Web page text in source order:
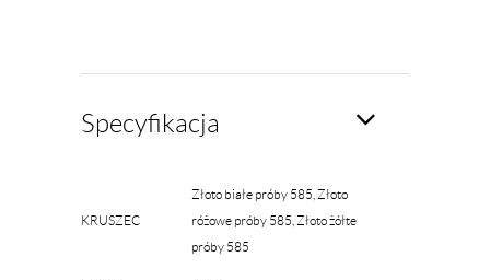
Specyfikacja
KRUSZEC
Złoto białe próby 585, Złoto
różowe próby 585, Złoto żółte
próby 585